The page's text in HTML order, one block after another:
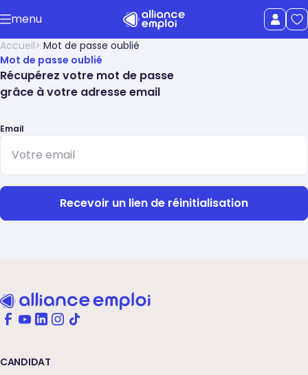
Accéder au contenu principal
Afficher le
menu
le menu
Accueil
Mot de passe oublié
Mot de passe oublié
Récupérez votre mot de passe
grâce à votre adresse email
Email
Recevoir un lien de réinitialisation
CANDIDAT